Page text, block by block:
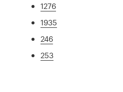
1276
1935
246
253